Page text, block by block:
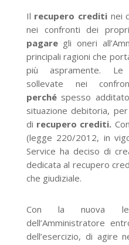
Il recupero crediti nei
nei confronti dei
pagaregli oneri
principali ragioni che
più aspramente. Le
sollevate nei
perché spesso
situazione debitoria, per
di recupero crediti.
(legge 220/2012, in
Service ha deciso di
dedicata al recupero
che giudiziale.
Con la nuova
dell’Amministratore
dell’esercizio, di agire